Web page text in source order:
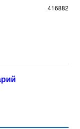
416882